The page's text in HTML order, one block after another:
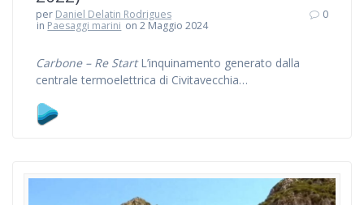
per Daniel Delatin Rodrigues
in Paesaggi marini on 2 Maggio 2024
0
Carbone – Re StartL’inquinamento generato dalla
centrale termoelettrica di Civitavecchia…